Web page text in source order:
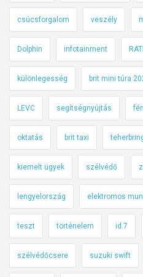
csúcsforgalom veszély
Dolphin infotainment
különlegesség brit mini túra
LEVC segítségnyújtás
oktatás brit taxi
kiemelt ügyek szélvédő
lengyelország elektromos
teszt történelem id.7
szélvédőcsere suzuki swift